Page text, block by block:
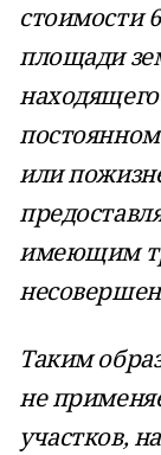
стоимости
площади
или
имеющим
Таким
не
участков,